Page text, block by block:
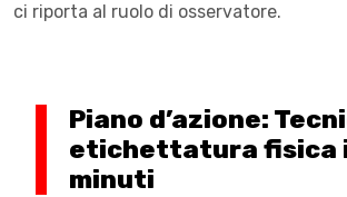
ci riporta al ruolo di osservatore.
Piano d’azione:
etichettatura fisica
minuti